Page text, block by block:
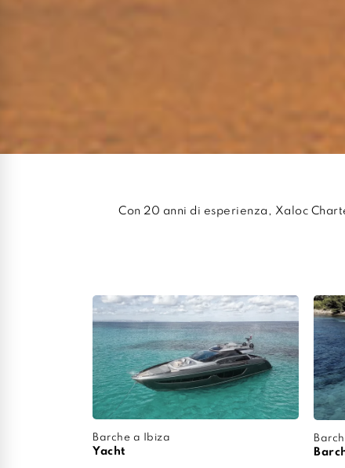
Con 20 anni di esperienza, Xaloc
Barche a Ibiza
Yacht